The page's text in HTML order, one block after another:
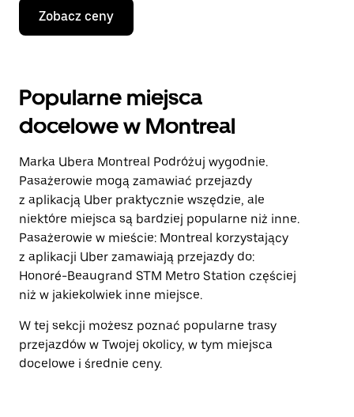
Naciśnij
klawisz
strzałki
do
kalendarza
i wybrać
datę.
klawisz
„Escape”,
zamknąć
kalendarz.
Zobacz ceny
Popularne miejsca
docelowe w Montreal
Marka Ubera Montreal Podróżuj wygodnie.
Pasażerowie mogą zamawiać przejazdy
z aplikacją Uber praktycznie wszędzie, ale
niektóre miejsca są bardziej popularne niż inne.
Pasażerowie w mieście: Montreal korzystający
z aplikacji Uber zamawiają przejazdy do:
Honoré-Beaugrand STM Metro Station częściej
niż w jakiekolwiek inne miejsce.
W tej sekcji możesz poznać popularne trasy
przejazdów w Twojej okolicy, w tym miejsca
docelowe i średnie ceny.